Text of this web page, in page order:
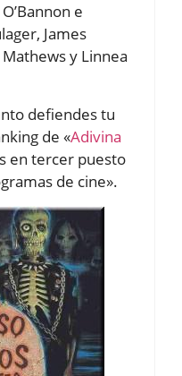
e
James
y Linnea
defiendes tu
de «Adivina
en tercer puesto
de cine».